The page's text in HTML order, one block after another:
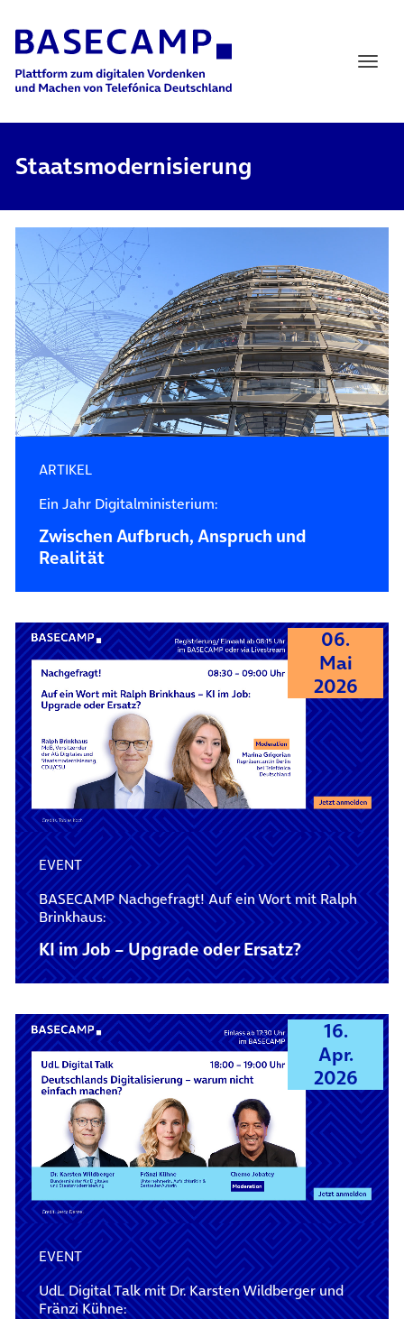
Main Navigation
Staatsmodernisierung
ARTIKEL
Ein Jahr Digitalministerium:
Zwischen Aufbruch, Anspruch und
Realität
06.
Mai
2026
EVENT
BASECAMP Nachgefragt! Auf ein Wort mit Ralph
Brinkhaus:
KI im Job – Upgrade oder Ersatz?
16.
Apr.
2026
EVENT
UdL Digital Talk mit Dr. Karsten Wildberger und
Fränzi Kühne: